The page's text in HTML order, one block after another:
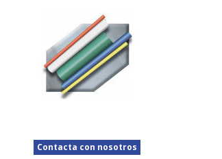
Contacta con nosotros